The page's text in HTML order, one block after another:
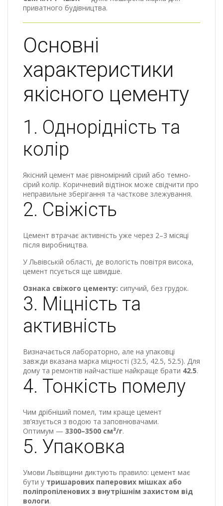
приватного будівництва.
Основні
характеристики
якісного цементу
1. Однорідність та
колір
Якісний цемент має рівномірний сірий або темно-
сірий колір. Коричневий відтінок може свідчити про
неправильне зберігання та часткове злежування.
2. Свіжість
Цемент втрачає активність уже через 2–3 місяці
після виробництва.
У Львівській області, де вологість повітря висока,
цемент псується ще швидше.
Ознака свіжого цементу: сипучий, без грудок.
3. Міцність та
активність
Визначається лабораторно, але на упаковці
завжди вказана марка міцності (32.5, 42.5, 52.5). Для
дому та ремонтів найчастіше найкраще брати 42.5.
4. Тонкість помелу
Чим дрібніший помел, тим краще цемент
зв’язується з водою та заповнювачами.
Оптимум — 3300–3500 см²/г.
5. Упаковка
Умови Львівщини диктують правило: цемент має
бути у тришарових паперових мішках або
поліпропіленових з внутрішнім захистом від
вологи.